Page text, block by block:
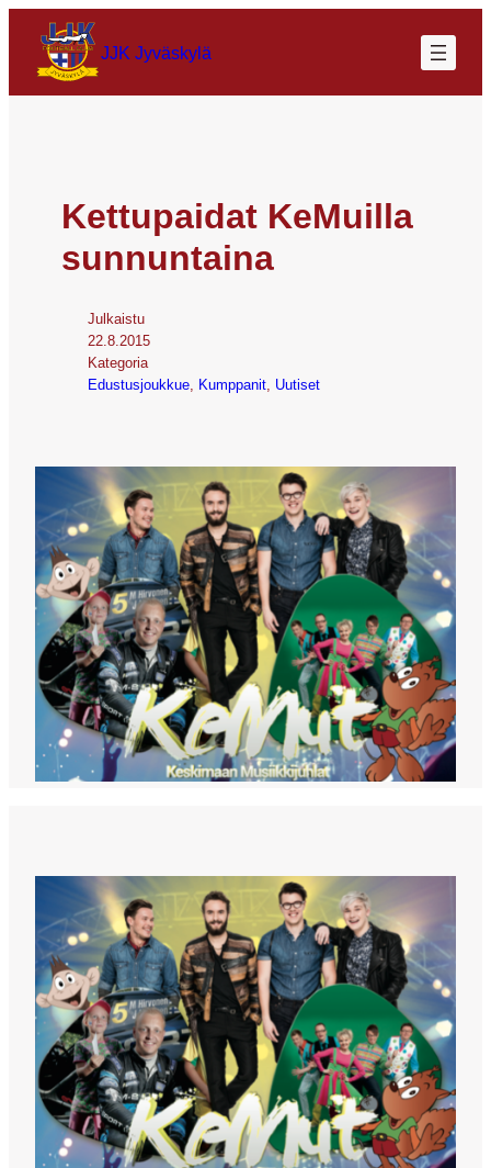
JJK Jyväskylä
Kettupaidat KeMuilla
sunnuntaina
Julkaistu
22.8.2015
Kategoria
Edustusjoukkue Kumppanit Uutiset